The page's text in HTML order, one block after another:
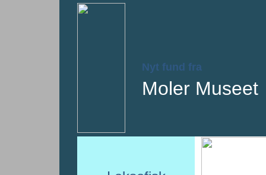
Nyt fund fra
Moler Museet